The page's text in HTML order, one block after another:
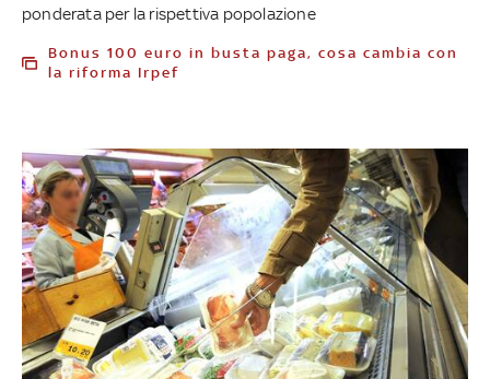
ponderata per la rispettiva popolazione
Bonus 100 euro in busta paga, cosa cambia con
la riforma Irpef